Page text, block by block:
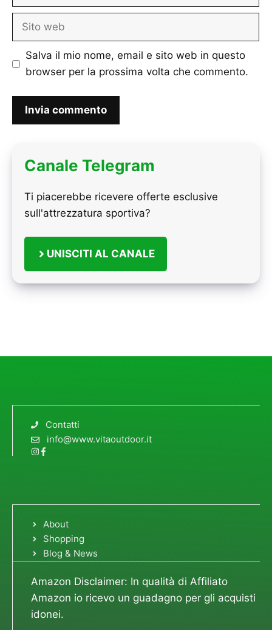
Sito
Salva il mio nome, email e sito web in questo
browser per la prossima volta che commento.
Canale Telegram
Ti piacerebbe ricevere offerte esclusive
sull'attrezzatura sportiva?
UNISCITI AL CANALE
Contatti
info@www.vitaoutdoor.it
About
Shopping
Blog & News
Amazon Disclaimer: In qualità di Affiliato
Amazon io ricevo un guadagno per gli acquisti
idonei.